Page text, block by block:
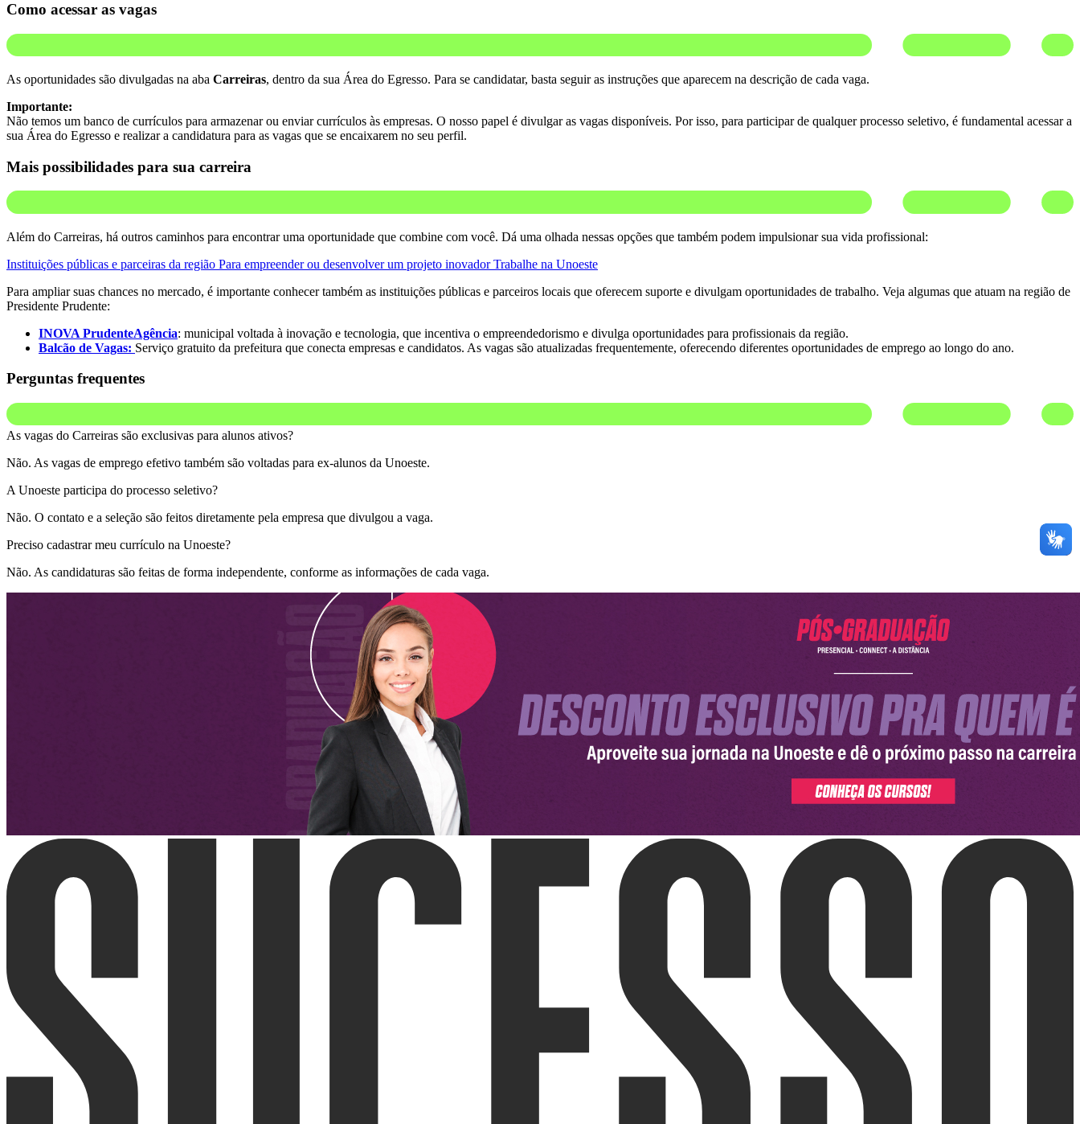
Como acessar as vagas
As oportunidades são divulgadas na aba Carreiras, dentro da sua Área do Egresso. Para se candidatar, basta seguir as instruções que aparecem na descrição de cada vaga.
Importante:
Não temos um banco de currículos para armazenar ou enviar currículos às empresas. O nosso papel é divulgar as vagas disponíveis. Por isso, para participar de qualquer processo seletivo, é fundamental acessar a
sua Área do Egresso e realizar a candidatura para as vagas que se encaixarem no seu perfil.
Mais possibilidades para sua carreira
Além do Carreiras, há outros caminhos para encontrar uma oportunidade que combine com você. Dá uma olhada nessas opções que também podem impulsionar sua vida profissional:
Instituições públicas e parceiras da região Para empreender ou desenvolver um projeto inovadorTrabalhe na Unoeste
Para ampliar suas chances no mercado, é importante conhecer também as instituições públicas e parceiros locais que oferecem suporte e divulgam oportunidades de trabalho. Veja algumas que atuam na região de
Presidente Prudente:
INOVA PrudenteAgência: municipal voltada à inovação e tecnologia, que incentiva o empreendedorismo e divulga oportunidades para profissionais da região.
Balcão de Vagas: Serviço gratuito da prefeitura que conecta empresas e candidatos. As vagas são atualizadas frequentemente, oferecendo diferentes oportunidades de emprego ao longo do ano.
Perguntas frequentes
As vagas do Carreiras são exclusivas para alunos ativos?
Não. As vagas de emprego efetivo também são voltadas para ex-alunos da Unoeste.
A Unoeste participa do processo seletivo?
Não. O contato e a seleção são feitos diretamente pela empresa que divulgou a vaga.
Preciso cadastrar meu currículo na Unoeste?
Não. As candidaturas são feitas de forma independente, conforme as informações de cada vaga.